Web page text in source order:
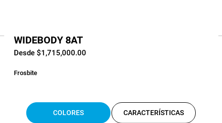
WIDEBODY 8AT
Desde $1,715,000.00
Frosbite
COLORES CARACTERÍSTICAS